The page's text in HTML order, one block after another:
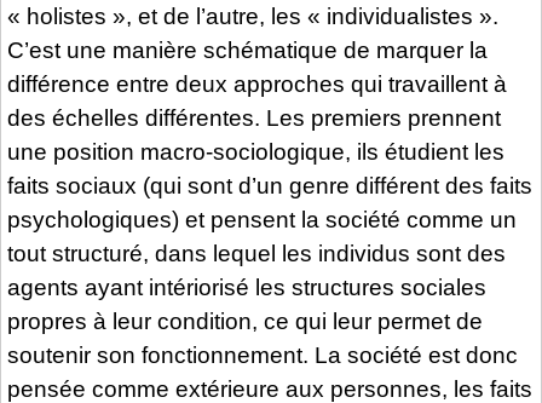
« holistes », et de l’autre, les « individualistes ».
C’est une manière schématique de marquer la
différence entre deux approches qui travaillent à
des échelles différentes. Les premiers prennent
une position macro-sociologique, ils étudient les
faits sociaux (qui sont d’un genre différent des faits
psychologiques) et pensent la société comme un
tout structuré, dans lequel les individus sont des
agents ayant intériorisé les structures sociales
propres à leur condition, ce qui leur permet de
soutenir son fonctionnement. La société est donc
pensée comme extérieure aux personnes, les faits